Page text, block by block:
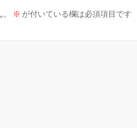
※ が付いている欄は必須項目です